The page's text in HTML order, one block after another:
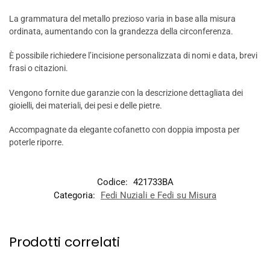
La grammatura del metallo prezioso varia in base alla misura
ordinata, aumentando con la grandezza della circonferenza.
È possibile richiedere l’incisione personalizzata di nomi e data, brevi
frasi o citazioni.
Vengono fornite due garanzie con la descrizione dettagliata dei
gioielli, dei materiali, dei pesi e delle pietre.
Accompagnate da elegante cofanetto con doppia imposta per
poterle riporre.
Codice: 421733BA
Categoria:
Fedi Nuziali e Fedi su Misura
Prodotti correlati